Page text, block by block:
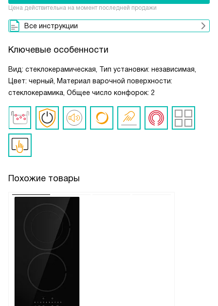
Цена действительна на момент последней продажи
Все инструкции
Ключевые особенности
Вид: стеклокерамическая, Тип установки: независимая,
Цвет: черный, Материал варочной поверхности:
стеклокерамика, Общее число конфорок: 2
Похожие товары